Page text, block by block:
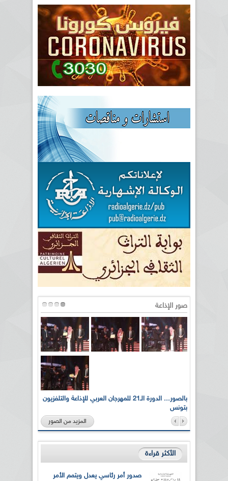
صور الإذاعة
بالصور... الدورة الـ21 للمهرجان العربي للإذاعة والتلفزيون
بتونس
المزيد من الصور
الأكثر قراءة
صدور أمر رئاسي يعدل ويتمم الأمر